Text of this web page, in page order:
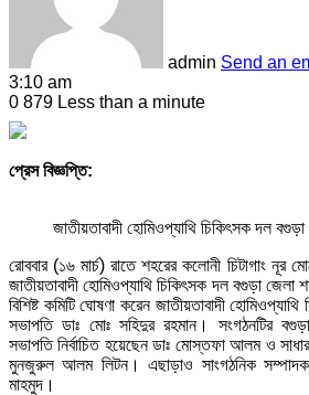
admin Send an
3:10 am
0 879 Less than a minute
প্রেস বিজ্ঞপ্তি:
জাতীয়তাবাদী হোমিওপ্যাথি চিকিৎসক দল
রোববার (১৬ মার্চ) রাতে শহরের কলোনী চিটাগাং নূর
জাতীয়তাবাদী হোমিওপ্যাথি চিকিৎসক দল বগুড়া
বিশিষ্ট কমিটি ঘোষণা করেন জাতীয়তাবাদী
সভাপতি ডাঃ মোঃ সহিদুর রহমান। সংগঠনটির
সভাপতি নির্বাচিত হয়েছেন ডাঃ মোস্তফা আলম ও
মুনজুরুল আলম লিটন। এছাড়াও সাংগঠনিক সম্পাদক
মাহমুদ।